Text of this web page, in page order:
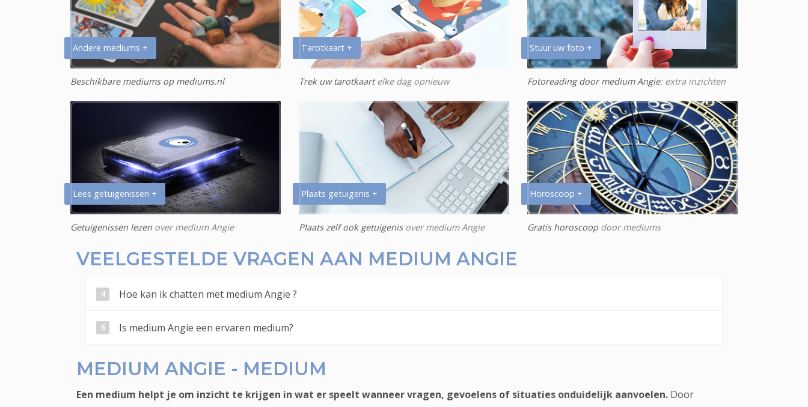
Andere mediums +
Beschikbare mediums op mediums.nl
Tarotkaart +
Trek uw tarotkaartelke dag opnieuw
Stuur uw foto +
Fotoreading door medium Angie: extra inzichten
Lees getuigenissen +
Getuigenissen lezen over medium Angie
Plaats getuigenis +
Plaats zelf ook getuigenisover medium Angie
Horoscoop +
Gratis horoscoopdoor mediums
VEELGESTELDE VRAGEN AAN MEDIUM ANGIE
Hoe kan ik chatten met medium Angie ?
Is medium Angie een ervaren medium?
MEDIUM ANGIE - MEDIUM
Een medium helpt je om inzicht te krijgen in wat er speelt wanneer vragen, gevoelens of situaties onduidelijk aanvoelen. Door